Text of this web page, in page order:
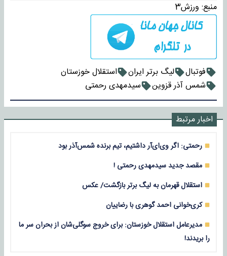
منبع: ورزش3
فوتبال لیگ برتر ایران
استقلال خوزستان
شمس آذر قزوین
سیدمهدی رحمتی
اخبار مرتبط
رحمتی: اگر وی‌ای‌آر داشتیم، تیم برنده شمس‌آذر بود
مقصد جدید سیدمهدی رحمتی !
استقلال قهرمان به لیگ برتر بازگشت/ عکس
کری‌خوانی احمد گوهری با رضاییان
مدیرعامل استقلال خوزستان: برای خروج سوگلی‌شان از بحران سر ما
را بریدند!